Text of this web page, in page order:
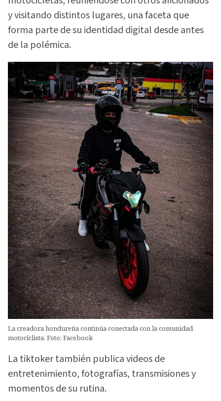
y visitando distintos lugares, una faceta que
forma parte de su identidad digital desde antes
de la polémica.
La creadora hondureña continúa conectada con la comunidad
motociclista. Foto: Facebook
La tiktoker también publica videos de
entretenimiento, fotografías, transmisiones y
momentos de su rutina.